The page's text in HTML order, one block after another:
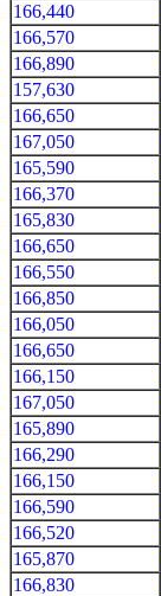
166,440
166,570
166,890
157,630
166,650
167,050
165,590
166,370
165,830
166,650
166,550
166,850
166,050
166,650
166,150
167,050
165,890
166,290
166,150
166,590
166,520
165,870
166,830